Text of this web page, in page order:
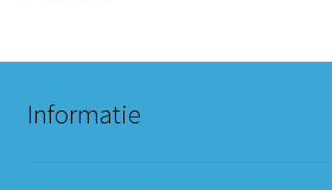
Informatie